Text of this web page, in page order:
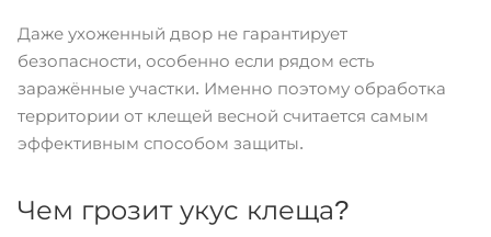
Даже ухоженный двор не гарантирует
безопасности, особенно если рядом есть
заражённые участки. Именно поэтому обработка
территории от клещей весной считается самым
эффективным способом защиты.
Чем грозит укус клеща?